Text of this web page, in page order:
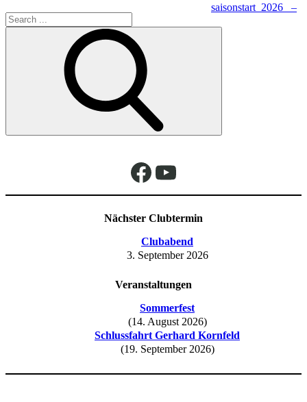
saisonstart_2026_ –
5Search
for:
Facebook
YouTube
Nächster Clubtermin
Clubabend
3. September 2026
Veranstaltungen
Sommerfest
(14. August 2026)
Schlussfahrt Gerhard Kornfeld
(19. September 2026)